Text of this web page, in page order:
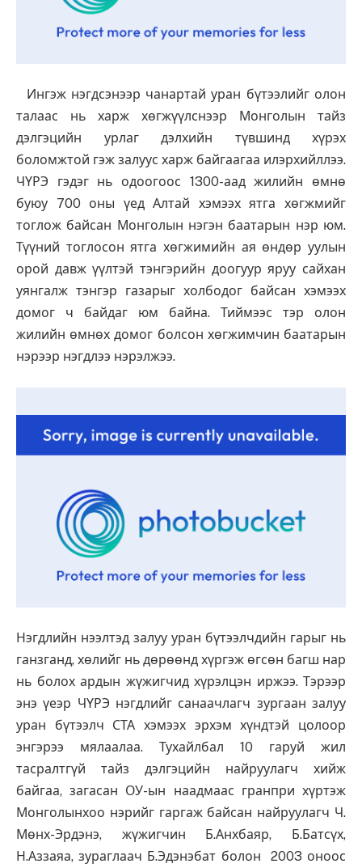
Ингэж нэгдсэнээр чанартай уран бүтээлийг олон
талаас нь харж хөгжүүлснээр Монголын тайз
дэлгэцийн урлаг дэлхийн түвшинд хүрэх
боломжтой гэж залуус харж байгаагаа илэрхийллээ.
ЧҮРЭ гэдэг нь одоогоос 1300-аад жилийн өмнө
буюу 700 оны үед Алтай хэмээх ятга хөгжмийг
тоглож байсан Монголын нэгэн баатарын нэр юм.
Түүний тоглосон ятга хөгжимийн ая өндөр уулын
орой давж үүлтэй тэнгэрийн доогуур яруу сайхан
уянгалж тэнгэр газарыг холбодог байсан хэмээх
домог ч байдаг юм байна. Тиймээс тэр олон
жилийн өмнөх домог болсон хөгжимчин баатарын
нэрээр нэгдлээ нэрэлжээ.
Нэгдлийн нээлтэд залуу уран бүтээлчдийн гарыг нь
ганзганд, хөлийг нь дөрөөнд хүргэж өгсөн багш нар
нь болох ардын жүжигчид хүрэлцэн иржээ. Тэрээр
энэ үеэр ЧҮРЭ нэгдлийг санаачлагч зургаан залуу
уран бүтээлч СТА хэмээх эрхэм хүндтэй цолоор
энгэрээ мялаалаа. Тухайлбал 10 гаруй жил
тасралтгүй тайз дэлгэцийн найруулагч хийж
байгаа, загасан ОУ-ын наадмаас гранпри хүртэж
Монголынхоо нэрийг гаргаж байсан найруулагч Ч.
Мөнх-Эрдэнэ, жүжигчин Б.Анхбаяр, Б.Батсүх,
Н.Аззаяа, зураглаач Б.Эдэнэбат болон 2003 оноос